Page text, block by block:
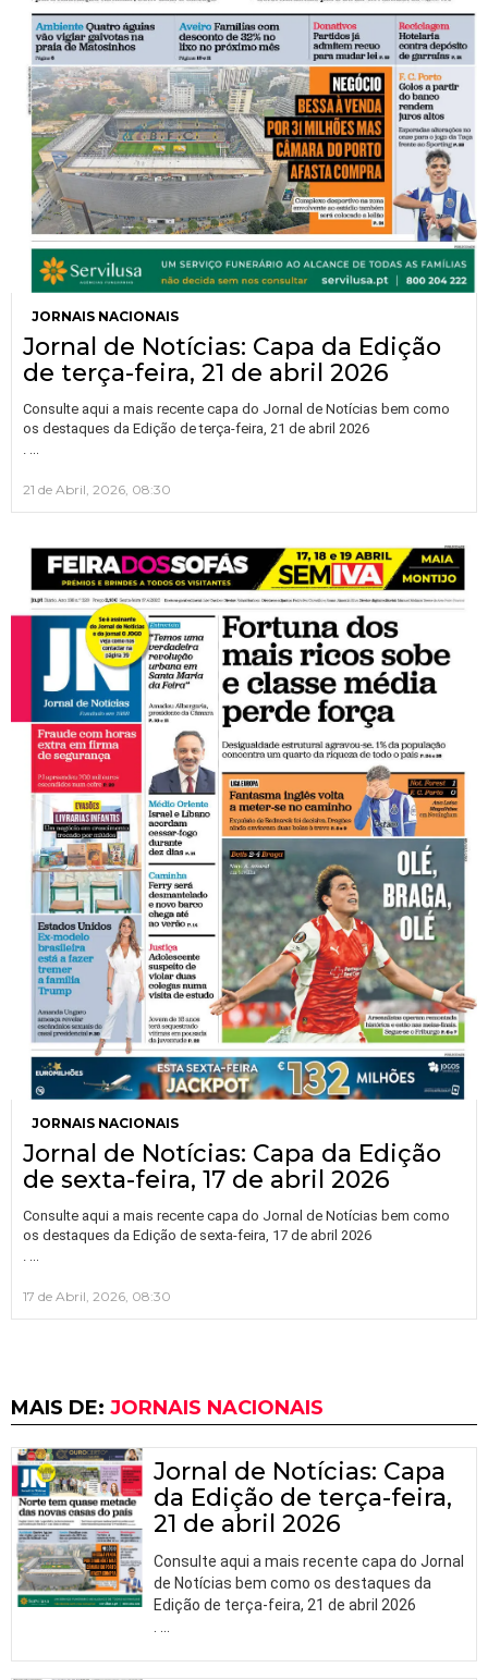
JORNAIS NACIONAIS
Jornal de Notícias: Capa da Edição
de terça-feira, 21 de abril 2026
Consulte aqui a mais recente capa do Jornal de Notícias bem como
os destaques da Edição de terça-feira, 21 de abril 2026
21 de Abril, 2026, 08:30
JORNAIS NACIONAIS
Jornal de Notícias: Capa da Edição
de sexta-feira, 17 de abril 2026
Consulte aqui a mais recente capa do Jornal de Notícias bem como
os destaques da Edição de sexta-feira, 17 de abril 2026
. …
17 de Abril, 2026, 08:30
MAIS DE: JORNAIS NACIONAIS
Jornal de Notícias: Capa
da Edição de terça-feira,
21 de abril 2026
Consulte aqui a mais recente capa do Jornal
de Notícias bem como os destaques da
Edição de terça-feira, 21 de abril 2026
. …